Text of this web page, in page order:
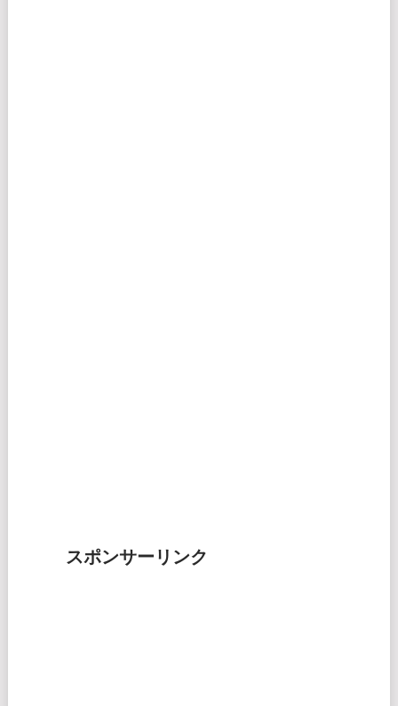
スポンサーリンク